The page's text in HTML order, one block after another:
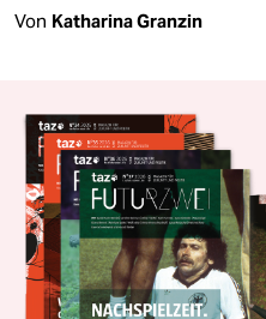
Von Katharina Granzin